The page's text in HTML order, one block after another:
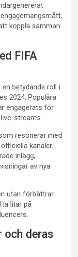
koppla samman
FIFA
betydande roll i
2024. Populära
engagerats för
streams.
resonerar med
kanaler.
inlägg,
av nya
utan förbättrar
litar på
och deras